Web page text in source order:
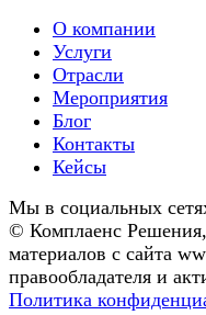
О компании
Услуги
Отрасли
Мероприятия
Блог
Контакты
Кейсы
Мы в социальных
© Комплаенс Решения
материалов с сайта
правообладателя и
Политика